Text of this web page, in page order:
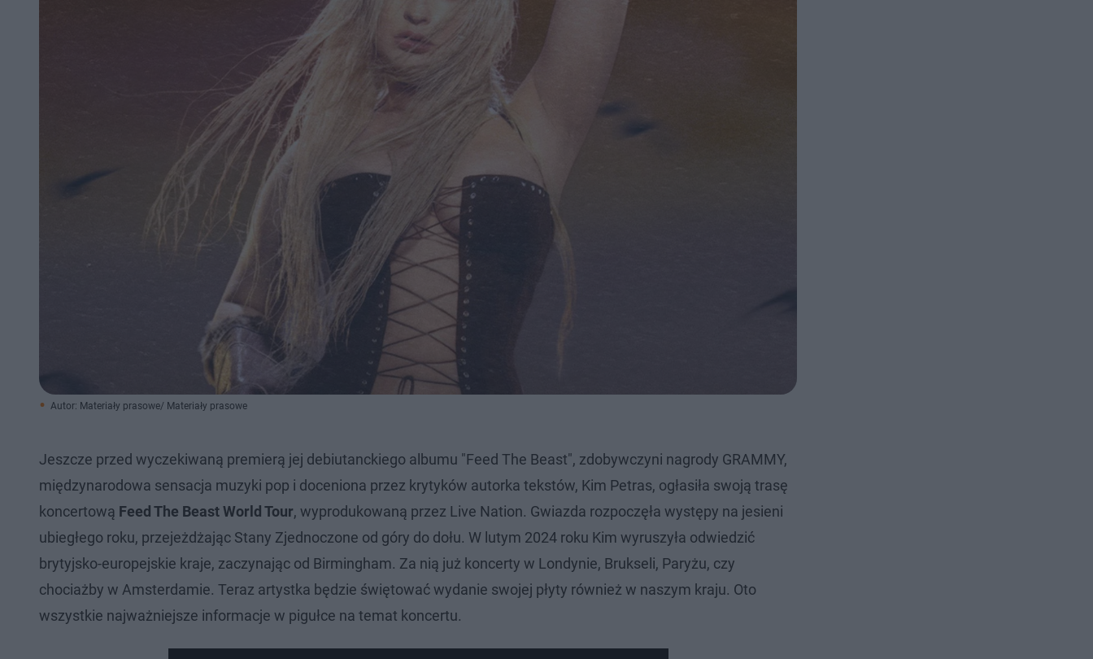
Autor: Materiały prasowe/ Materiały prasowe
Jeszcze przed wyczekiwaną premierą jej debiutanckiego albumu "Feed The Beast", zdobywczyni nagrody GRAMMY,
międzynarodowa sensacja muzyki pop i doceniona przez krytyków autorka tekstów, Kim Petras, ogłasiła swoją trasę
koncertową Feed The Beast World Tour, wyprodukowaną przez Live Nation. Gwiazda rozpoczęła występy na jesieni
ubiegłego roku, przejeżdżając Stany Zjednoczone od góry do dołu. W lutym 2024 roku Kim wyruszyła odwiedzić
brytyjsko-europejskie kraje, zaczynając od Birmingham. Za nią już koncerty w Londynie, Brukseli, Paryżu, czy
chociażby w Amsterdamie. Teraz artystka będzie świętować wydanie swojej płyty również w naszym kraju. Oto
wszystkie najważniejsze informacje w pigułce na temat koncertu.